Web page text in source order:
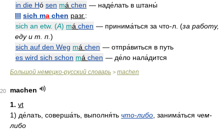
in die Hó sen má chen — наде́лать в штаны́
III sich ma chen разг.:
sich an etw. (A) má chen — принима́ться за что-л. (за работу,
еду и т. п. )
sich auf den Weg má chen — отпра́виться в путь
es wird sich schon má chen — де́ло нала́дится
Большой немецко-русский словарь > machen
20
machen
1. vt
1) де́лать, соверша́ть, выполня́ть что-либо , занима́ться чем-
либо